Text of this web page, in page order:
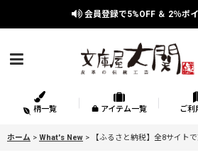
会員登録で5%OFF ＆ 2％ポ
柄一覧 アイテム一覧 ご利
ホーム > What's New > 【ふるさと納税】全8サイト